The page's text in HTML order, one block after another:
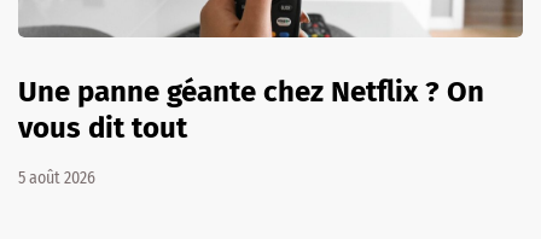
Une panne géante chez Netflix ? On
vous dit tout
5 août 2026